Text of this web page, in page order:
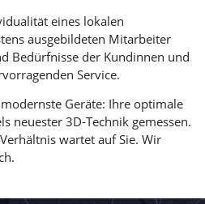
eines lokalen
ausgebildeten Mitarbeiter
Bedürfnisse der Kundinnen und
Service.
Geräte: Ihre optimale
neuester 3D-Technik gemessen.
wartet auf Sie. Wir